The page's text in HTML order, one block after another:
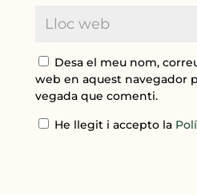
Desa el meu nom,
web en aquest navegador
vegada que comenti.
He llegit i accepto la